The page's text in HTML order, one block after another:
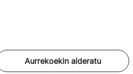
Aurrekoekin alderatu